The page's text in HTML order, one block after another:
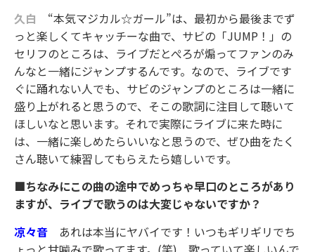
久白 “本気マジカル☆ガール”は、最初から最後までず
っと楽しくてキャッチーな曲で、サビの「JUMP！」の
セリフのところは、ライブだとぺろが煽ってファンのみ
んなと一緒にジャンプするんです。なので、ライブです
ぐに踊れない人でも、サビのジャンプのところは一緒に
盛り上がれると思うので、そこの歌詞に注目して聴いて
ほしいなと思います。それで実際にライブに来た時に
は、一緒に楽しめたらいいなと思うので、ぜひ曲をたく
さん聴いて練習してもらえたら嬉しいです。
■ちなみにこの曲の途中でめっちゃ早口のところがあり
ますが、ライブで歌うのは大変じゃないですか？
凉々音 あれは本当にヤバイです！いつもギリギリでち